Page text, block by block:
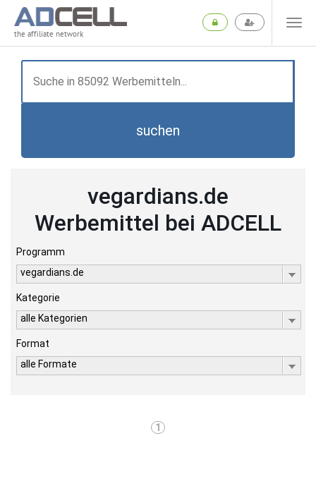
the affiliate network
suchen
vegardians.de
Werbemittel bei ADCELL
Programm
vegardians.de
Kategorie
alle Kategorien
Format
alle Formate
1